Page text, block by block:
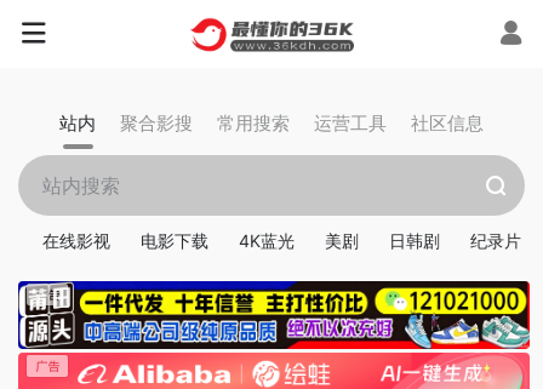
站内 聚合影搜 常用搜索 运营工具 社区信息
在线影视 电影下载 4K蓝光 美剧 日韩剧 纪录片